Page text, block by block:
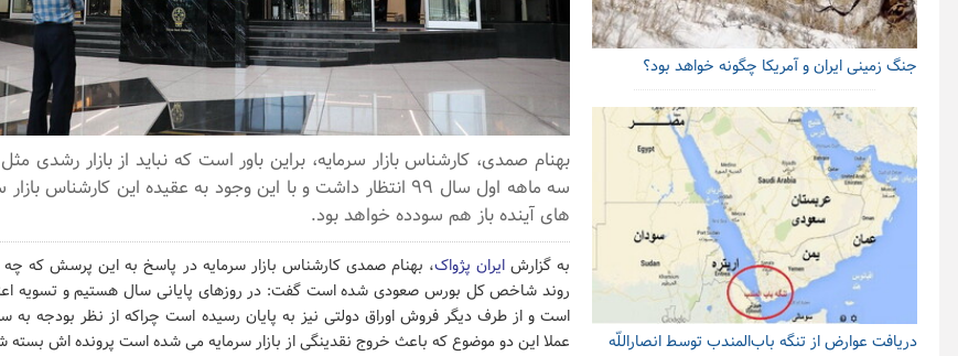
بهنام صمدی، کارشناس بازار سرمایه، براین باور است که نباید از بازار
سه ماهه اول سال ۹۹ انتظار داشت و با این وجود به عقیده این کارشناس
های آینده باز هم سودده خواهد بود.
به گزارشایران پژواک، بهنام صمدی کارشناس بازار سرمایه در پاسخ به این پرسش که چه
روند شاخص کل بورس صعودی شده است گفت: در روزهای پایانی سال هستیم و تسویه
است و از طرف دیگر فروش اوراق دولتی نیز به پایان رسیده است چراکه از نظر بودجه
عملا این دو موضوع که باعث خروج نقدینگی از بازار سرمایه می شده است پرونده اش
جنگ زمینی ایران و آمریکا چگونه خواهد بود؟
دریافت عوارض از تنگه باب‌المندب توسط انصاراللّه